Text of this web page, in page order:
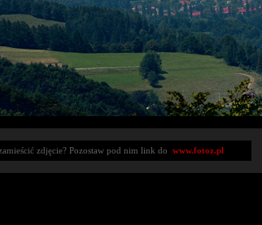
zdjęcie? Pozostaw pod nim link do www.fotoz.pl